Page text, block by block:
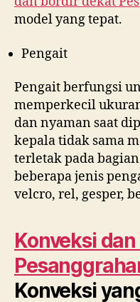
model yang tepat.
Pengait
Pengait berfungsi
memperkecil
dan nyaman saat
kepala tidak sama
terletak pada
beberapa jenis
velcro, rel, gesper,
Konveksi
Konveksi